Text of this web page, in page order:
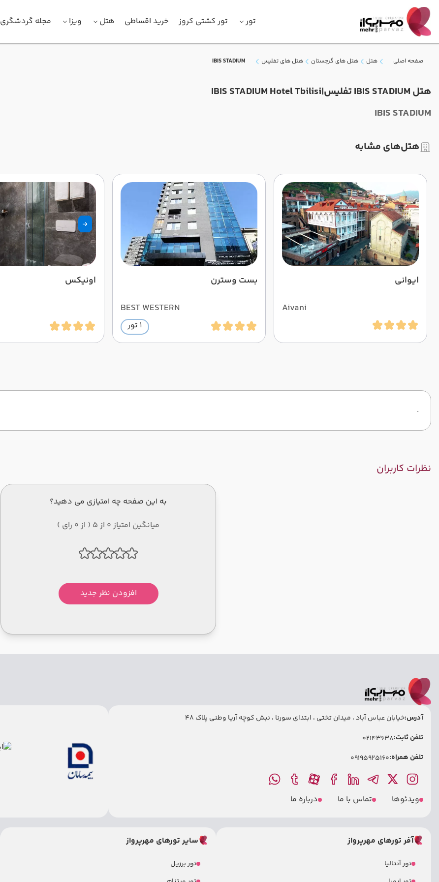
تور تور کشتی کروز خرید اقساطی هتل ویزا مجله گردشگری
صفحه اصلی هتل هتل های گرجستان هتل های تفلیس IBIS STADIUM
هتل IBIS STADIUM تفلیس|IBIS STADIUM Hotel Tbilisi
IBIS STADIUM
هتل‌های مشابه
ایوانی
Aivani
بست وسترن
BEST WESTERN
1 تور
اونیکس
.
نظرات کاربران
به این صفحه چه امتیازی می دهید؟
میانگین امتیاز 0 از 5 ( از 0 رای )
افزودن نظر جدید
آدرس:خیابان عباس آباد ، میدان تختی ، ابتدای سورنا ، نبش کوچه آریا وطنی پلاک 48
تلفن ثابت:02143638
تلفن همراه:09195925160
ویدئوها تماس با ما درباره ما
آفر تورهای مهرپرواز
تور آنتالیا
سایر تورهای مهرپرواز
تور برزیل